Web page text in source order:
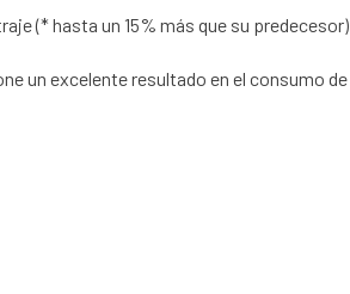
(* hasta un 15% más que su predecesor)
un excelente resultado en el consumo de